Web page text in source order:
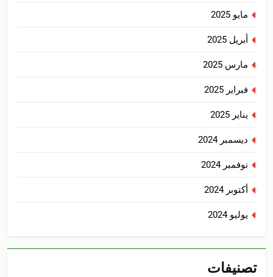
مايو 2025
أبريل 2025
مارس 2025
فبراير 2025
يناير 2025
ديسمبر 2024
نوفمبر 2024
أكتوبر 2024
يوليو 2024
تصنيفات